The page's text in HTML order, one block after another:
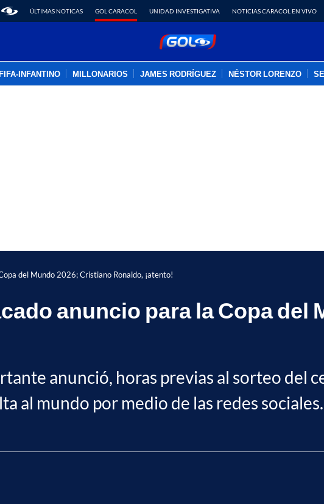
ÚLTIMAS NOTICAS GOL CARACOL UNIDAD INVESTIGATIVA NOTICIAS CARACOL EN VIVO
INFANTINO MILLONARIOS JAMES RODRÍGUEZ NÉSTOR LORENZO
del Mundo 2026; Cristiano Ronaldo, ¡atento!
anuncio para la Copa del
anunció, horas previas al sorteo del
al mundo por medio de las redes sociales.